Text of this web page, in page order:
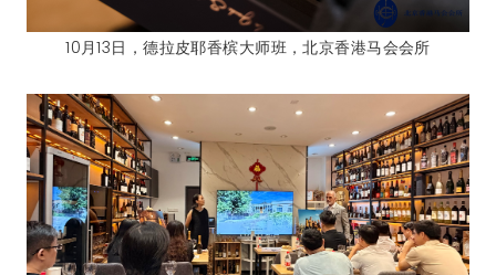
10月13日，德拉皮耶香槟大师班，北京香港马会会所